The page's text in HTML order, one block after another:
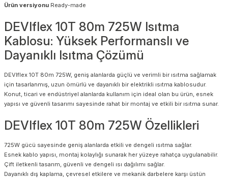
Ürün versiyonu Ready-made
DEVIflex 10T 80m 725W Isıtma
Kablosu: Yüksek Performanslı ve
Dayanıklı Isıtma Çözümü
DEVIflex 10T 80m 725W, geniş alanlarda güçlü ve verimli bir ısıtma sağlamak
için tasarlanmış, uzun ömürlü ve dayanıklı bir elektrikli ısıtma kablosudur.
Konut, ticari ve endüstriyel alanlarda kullanım için ideal olan bu ürün, esnek
yapısı ve güvenli tasarımı sayesinde rahat bir montaj ve etkili bir ısıtma sunar.
DEVIflex 10T 80m 725W Özellikleri
725W gücü sayesinde geniş alanlarda etkili ve dengeli ısıtma sağlar.
Esnek kablo yapısı, montaj kolaylığı sunarak her yüzeye rahatça uygulanabilir.
Çift iletkenli tasarım, güvenli ve dengeli ısı dağılımı sağlar.
Dayanıklı dış kaplama, çevresel etkilere ve mekanik darbelere karşı üstün